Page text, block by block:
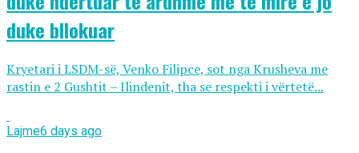
duke bllokuar
Kryetari i LSDM-së, Venko Filipce, sot nga Krusheva me
rastin e 2 Gushtit – Ilindenit, tha se respekti i vërtetë...
Lajme6 days ago